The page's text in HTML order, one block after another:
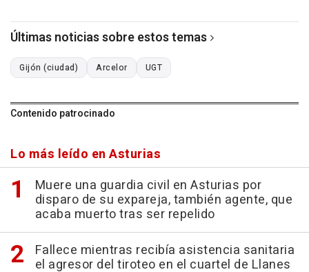
Últimas noticias sobre estos temas
Gijón (ciudad) Arcelor UGT
Contenido patrocinado
Lo más leído en Asturias
Muere una guardia civil en Asturias por
disparo de su expareja, también agente, que
acaba muerto tras ser repelido
Fallece mientras recibía asistencia sanitaria
el agresor del tiroteo en el cuartel de Llanes